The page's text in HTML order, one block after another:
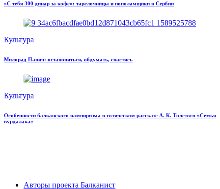
«С тебя 300 динар за кофе»: тарелочницы и пополамщики в Сербии
Культура
Милорад Павич: остановиться, обдумать, спастись
Культура
Особенности балканского вампиризма в готическом рассказе А. К. Толстого «Семья
вурдалака»
Авторы проекта Балканист